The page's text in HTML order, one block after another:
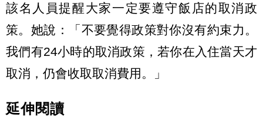
該名人員提醒大家一定要遵守飯店的取消政
策。她說：「不要覺得政策對你沒有約束力。
我們有24小時的取消政策，若你在入住當天才
取消，仍會收取取消費用。」
延伸閱讀